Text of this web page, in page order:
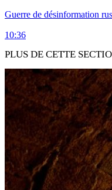
Guerre de désinformation
10:36
PLUS DE CETTE